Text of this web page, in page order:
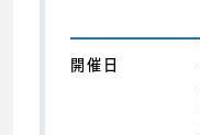
開催日